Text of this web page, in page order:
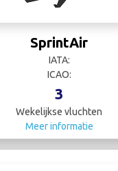
SprintAir
IATA:
ICAO:
3
Wekelijkse vluchten
Meer informatie